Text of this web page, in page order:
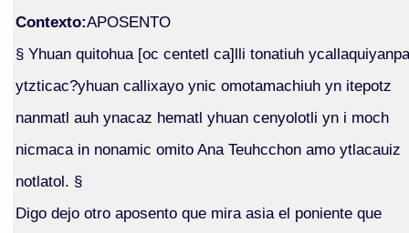
Contexto:APOSENTO
§ Yhuan quitohua [oc centetl ca]lli tonatiuh ycallaquiyanpa
ytzticac?yhuan callixayo ynic omotamachiuh yn itepotz
nanmatl auh ynacaz hematl yhuan cenyolotli yn i moch
nicmaca in nonamic omito Ana Teuhcchon amo ytlacauiz
notlatol. §
Digo dejo otro aposento que mira asia el poniente que